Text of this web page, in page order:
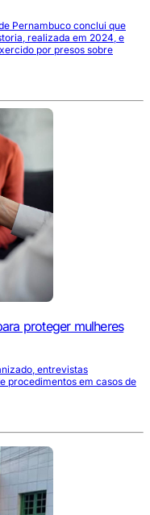
Pernambuco conclui que
realizada em 2024, e
por presos sobre
proteger mulheres
entrevistas
procedimentos em casos de